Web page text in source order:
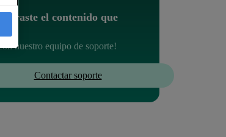
el contenido que
nuestro equipo de soporte!
Contactar soporte